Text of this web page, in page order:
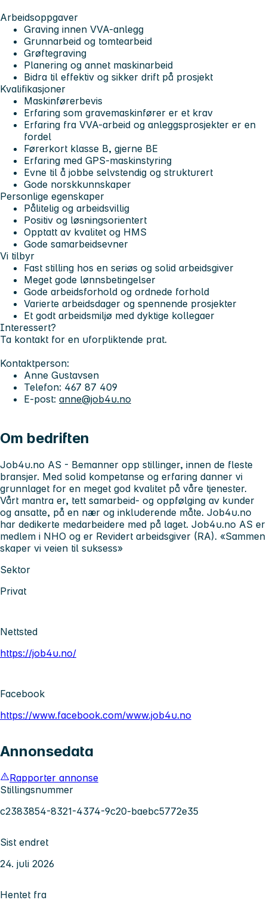
Arbeidsoppgaver
Graving innen VVA-anlegg
Grunnarbeid og tomtearbeid
Grøftegraving
Planering og annet maskinarbeid
Bidra til effektiv og sikker drift på prosjekt
Kvalifikasjoner
Maskinførerbevis
Erfaring som gravemaskinfører er et krav
Erfaring fra VVA-arbeid og anleggsprosjekter er en
fordel
Førerkort klasse B, gjerne BE
Erfaring med GPS-maskinstyring
Evne til å jobbe selvstendig og strukturert
Gode norskkunnskaper
Personlige egenskaper
Pålitelig og arbeidsvillig
Positiv og løsningsorientert
Opptatt av kvalitet og HMS
Gode samarbeidsevner
Vi tilbyr
Fast stilling hos en seriøs og solid arbeidsgiver
Meget gode lønnsbetingelser
Gode arbeidsforhold og ordnede forhold
Varierte arbeidsdager og spennende prosjekter
Et godt arbeidsmiljø med dyktige kollegaer
Interessert?
Ta kontakt for en uforpliktende prat.
Kontaktperson:
Anne Gustavsen
Telefon: 467 87 409
E-post: anne@job4u.no
Om bedriften
Job4u.no AS - Bemanner opp stillinger, innen de fleste
bransjer. Med solid kompetanse og erfaring danner vi
grunnlaget for en meget god kvalitet på våre tjenester.
Vårt mantra er, tett samarbeid- og oppfølging av kunder
og ansatte, på en nær og inkluderende måte. Job4u.no
har dedikerte medarbeidere med på laget. Job4u.no AS er
medlem i NHO og er Revidert arbeidsgiver (RA). «Sammen
skaper vi veien til suksess»
Sektor
Privat
Nettsted
https://job4u.no/
Facebook
https://www.facebook.com/www.job4u.no
Annonsedata
Rapporter annonse
Stillingsnummer
c2383854-8321-4374-9c20-baebc5772e35
Sist endret
24. juli 2026
Hentet fra